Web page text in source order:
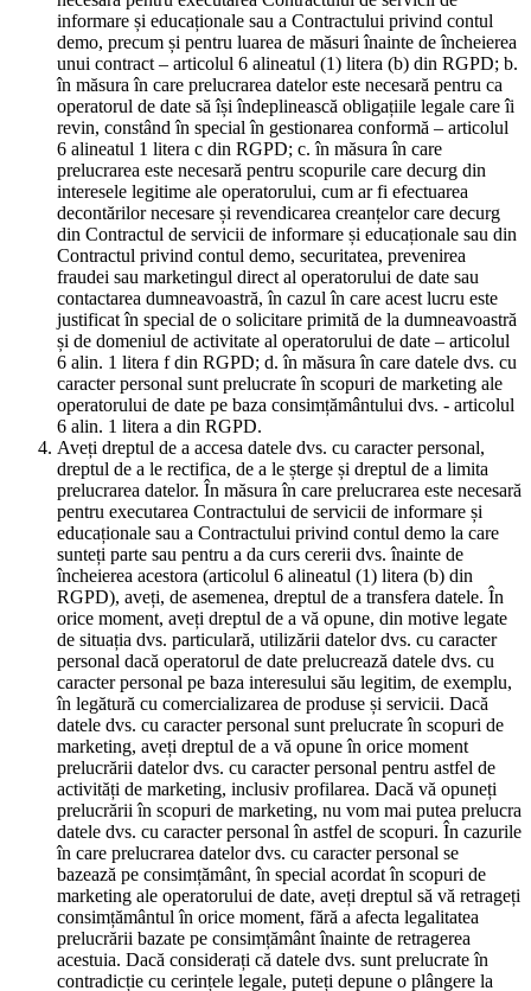
informare și educaționale sau a Contractului privind contul
demo, precum și pentru luarea de măsuri înainte de încheierea
unui contract – articolul 6 alineatul (1) litera (b) din RGPD; b.
în măsura în care prelucrarea datelor este necesară pentru ca
operatorul de date să își îndeplinească obligațiile legale care îi
revin, constând în special în gestionarea conformă – articolul
6 alineatul 1 litera c din RGPD; c. în măsura în care
prelucrarea este necesară pentru scopurile care decurg din
interesele legitime ale operatorului, cum ar fi efectuarea
decontărilor necesare și revendicarea creanțelor care decurg
din Contractul de servicii de informare și educaționale sau din
Contractul privind contul demo, securitatea, prevenirea
fraudei sau marketingul direct al operatorului de date sau
contactarea dumneavoastră, în cazul în care acest lucru este
justificat în special de o solicitare primită de la dumneavoastră
și de domeniul de activitate al operatorului de date – articolul
6 alin. 1 litera f din RGPD; d. în măsura în care datele dvs. cu
caracter personal sunt prelucrate în scopuri de marketing ale
operatorului de date pe baza consimțământului dvs. - articolul
6 alin. 1 litera a din RGPD.
Aveți dreptul de a accesa datele dvs. cu caracter personal,
dreptul de a le rectifica, de a le șterge și dreptul de a limita
prelucrarea datelor. În măsura în care prelucrarea este necesară
pentru executarea Contractului de servicii de informare și
educaționale sau a Contractului privind contul demo la care
sunteți parte sau pentru a da curs cererii dvs. înainte de
încheierea acestora (articolul 6 alineatul (1) litera (b) din
RGPD), aveți, de asemenea, dreptul de a transfera datele. În
orice moment, aveți dreptul de a vă opune, din motive legate
de situația dvs. particulară, utilizării datelor dvs. cu caracter
personal dacă operatorul de date prelucrează datele dvs. cu
caracter personal pe baza interesului său legitim, de exemplu,
în legătură cu comercializarea de produse și servicii. Dacă
datele dvs. cu caracter personal sunt prelucrate în scopuri de
marketing, aveți dreptul de a vă opune în orice moment
prelucrării datelor dvs. cu caracter personal pentru astfel de
activități de marketing, inclusiv profilarea. Dacă vă opuneți
prelucrării în scopuri de marketing, nu vom mai putea prelucra
datele dvs. cu caracter personal în astfel de scopuri. În cazurile
în care prelucrarea datelor dvs. cu caracter personal se
bazează pe consimțământ, în special acordat în scopuri de
marketing ale operatorului de date, aveți dreptul să vă retrageți
consimțământul în orice moment, fără a afecta legalitatea
prelucrării bazate pe consimțământ înainte de retragerea
acestuia. Dacă considerați că datele dvs. sunt prelucrate în
contradicție cu cerințele legale, puteți depune o plângere la